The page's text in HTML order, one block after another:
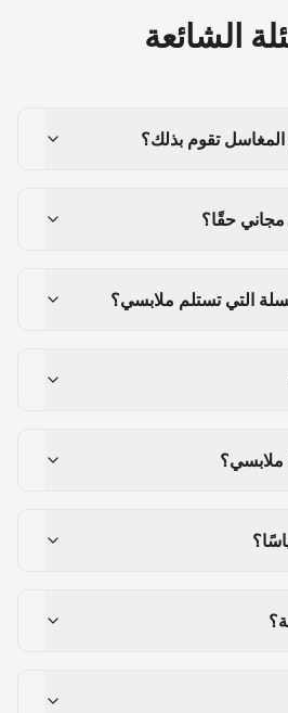
الشائعة
تقوم بذلك؟
مجاني حقًا؟
التي تستلم ملابسي؟
ملابسي؟